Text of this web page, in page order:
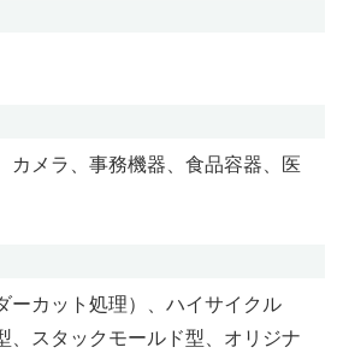
カメラ、事務機器、食品容器、医
ーカット処理）、ハイサイクル
、スタックモールド型、オリジナ